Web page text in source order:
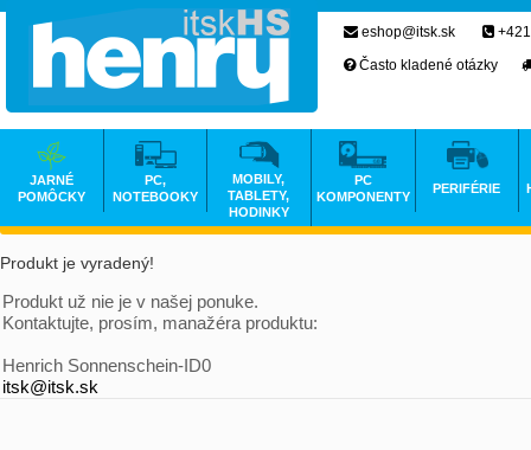
Produkt je vyradený!
Produkt už nie je v našej ponuke.
Kontaktujte, prosím, manažéra produktu:
Henrich Sonnenschein-ID0
itsk@itsk.sk
eshop@itsk.sk
Často kladené otázky
JARNÉ
POMÔCKY
PC,
NOTEBOOKY
MOBILY,
TABLETY,
HODINKY
PC
KOMPONENTY
PERIFÉRIE